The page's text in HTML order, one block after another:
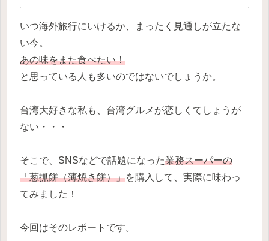
いつ海外旅行にいけるか、まったく見通しが立たな
い今。
あの味をまた食べたい！
と思っている人も多いのではないでしょうか。
台湾大好きな私も、台湾グルメが恋しくてしょうが
ない・・・
そこで、SNSなどで話題になった業務スーパーの
「葱抓餅（薄焼き餅）」を購入して、実際に味わっ
てみました！
今回はそのレポートです。